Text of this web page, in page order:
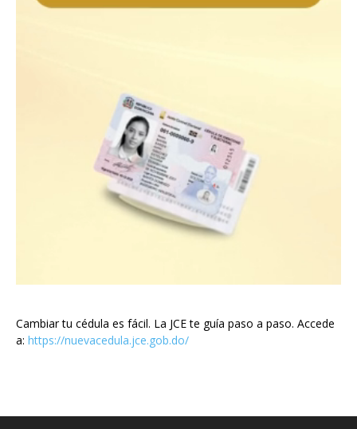
Cambiar tu cédula es fácil. La JCE te guía paso a paso. Accede
a: https://nuevacedula.jce.gob.do/